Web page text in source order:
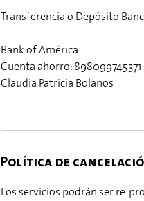
Transferencia o Depósito
Bank of América
Cuenta ahorro:
Claudia Patricia Bolanos
Política de
Los servicios podrán ser re-